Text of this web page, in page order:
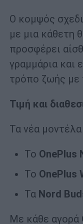
Ο κομψός
με μια κάθετη
προσφέρει
γραμμάρια και
τρόπο ζωής με
Τιμή και
Τα νέα
Το OnePlus
Το OnePlus
Τα Nord
Με κάθε αγορά